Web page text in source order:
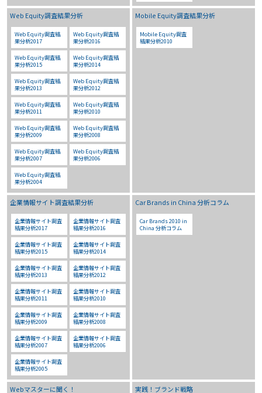
Web Equity調査結果分析
Web Equity調査結
果分析2017
Web Equity調査結
果分析2016
Web Equity調査結
果分析2015
Web Equity調査結
果分析2014
Web Equity調査結
果分析2013
Web Equity調査結
果分析2012
Web Equity調査結
果分析2011
Web Equity調査結
果分析2010
Web Equity調査結
果分析2009
Web Equity調査結
果分析2008
Web Equity調査結
果分析2007
Web Equity調査結
果分析2006
Web Equity調査結
果分析2004
Mobile Equity調査結果分析
Mobile Equity調査
結果分析2010
企業情報サイト調査結果分析
企業情報サイト調査
結果分析2017
企業情報サイト調査
結果分析2016
企業情報サイト調査
結果分析2015
企業情報サイト調査
結果分析2014
企業情報サイト調査
結果分析2013
企業情報サイト調査
結果分析2012
企業情報サイト調査
結果分析2011
企業情報サイト調査
結果分析2010
企業情報サイト調査
結果分析2009
企業情報サイト調査
結果分析2008
企業情報サイト調査
結果分析2007
企業情報サイト調査
結果分析2006
企業情報サイト調査
結果分析2005
Car Brands in China 分析コラム
Car Brands 2010 in
China 分析コラム
Webマスターに聞く！
実践！ブランド戦略